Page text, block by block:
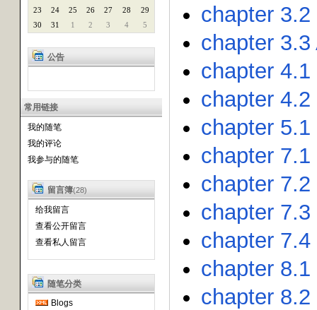
23
24 25 26 27 28
29
30
31 1 2 3 4 5
公告
常用链接
我的随笔
我的评论
我参与的随笔
留言簿(28)
给我留言
查看公开留言
查看私人留言
随笔分类
Blogs
chapter
chapter
chapter
chapter
chapter
chapter
chapter
chapter
chapter
chapter
chapter